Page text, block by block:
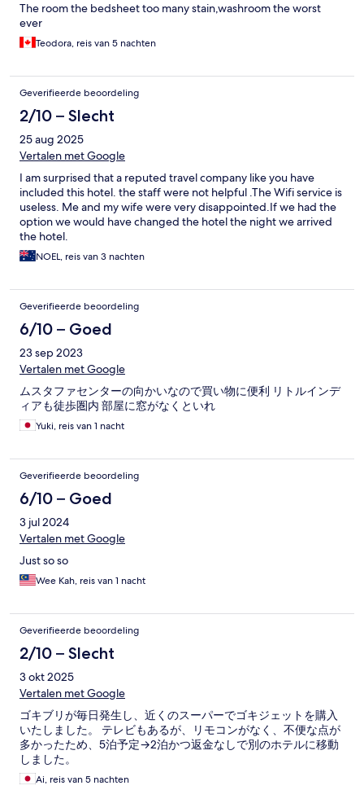
The room the bedsheet too many stain,washroom the worst
ever
Teodora, reis van 5 nachten
Geverifieerde beoordeling
2/10 – Slecht
25 aug 2025
Vertalen met Google
I am surprised that a reputed travel company like you have
included this hotel. the staff were not helpful .The Wifi service is
useless. Me and my wife were very disappointed.If we had the
option we would have changed the hotel the night we arrived
the hotel.
NOEL, reis van 3 nachten
Geverifieerde beoordeling
6/10 – Goed
23 sep 2023
Vertalen met Google
ムスタファセンターの向かいなので買い物に便利 リトルインデ
ィアも徒歩圏内 部屋に窓がなくといれ
Yuki, reis van 1 nacht
Geverifieerde beoordeling
6/10 – Goed
3 jul 2024
Vertalen met Google
Just so so
Wee Kah, reis van 1 nacht
Geverifieerde beoordeling
2/10 – Slecht
3 okt 2025
Vertalen met Google
ゴキブリが毎日発生し、近くのスーパーでゴキジェットを購入
いたしました。 テレビもあるが、リモコンがなく、不便な点が
多かったため、5泊予定→2泊かつ返金なしで別のホテルに移動
しました。
Ai, reis van 5 nachten